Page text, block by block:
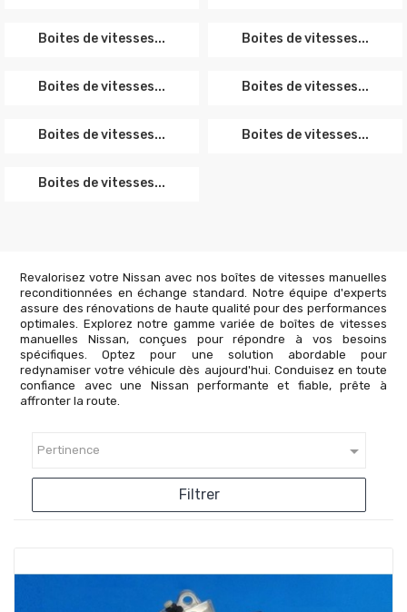
Boites de vitesses... Boites de vitesses...
Boites de vitesses... Boites de vitesses...
Boites de vitesses... Boites de vitesses...
Boites de vitesses...
Revalorisez votre Nissan avec nos boîtes de vitesses manuelles
reconditionnées en échange standard. Notre équipe d'experts
assure des rénovations de haute qualité pour des performances
optimales. Explorez notre gamme variée de boîtes de vitesses
manuelles Nissan, conçues pour répondre à vos besoins
spécifiques. Optez pour une solution abordable pour
redynamiser votre véhicule dès aujourd'hui. Conduisez en toute
confiance avec une Nissan performante et fiable, prête à
affronter la route.
Pertinence 
Filtrer